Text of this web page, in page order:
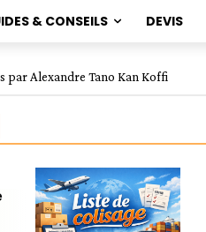
& CONSEILS DEVIS
par Alexandre Tano Kan Koffi